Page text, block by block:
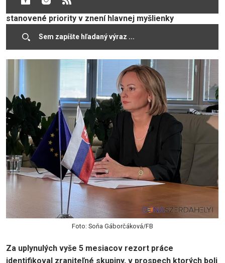
vedením Sone Gaborčákovej úspešne naplnilo
stanovené priority v znení hlavnej myšlienky
len taká silná a odolná ako jej najzraniteľnejšie skupiny“.
Foto: Soňa Gáborčáková/FB
Za uplynulých vyše 5 mesiacov rezort práce
identifikoval zraniteľné skupiny, v prospech ktorých boli